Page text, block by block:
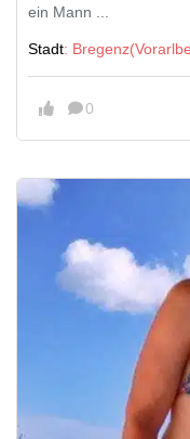
ein Mann ...
Stadt:
0